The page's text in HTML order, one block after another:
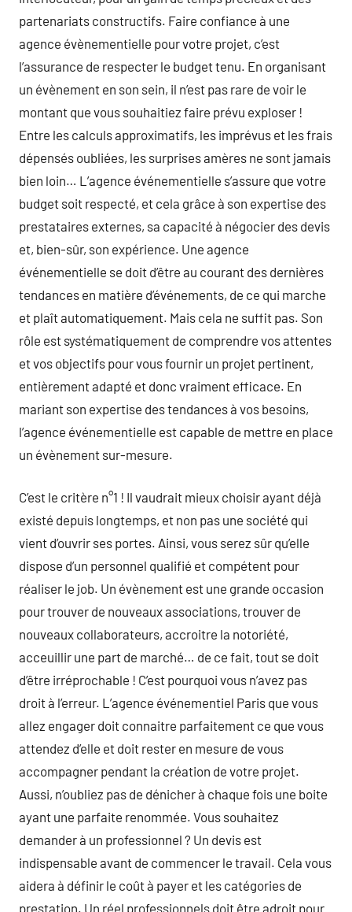
partenariats constructifs. Faire confiance à une
agence évènementielle pour votre projet, c’est
l’assurance de respecter le budget tenu. En organisant
un évènement en son sein, il n’est pas rare de voir le
montant que vous souhaitiez faire prévu exploser !
Entre les calculs approximatifs, les imprévus et les frais
dépensés oubliées, les surprises amères ne sont jamais
bien loin… L’agence événementielle s’assure que votre
budget soit respecté, et cela grâce à son expertise des
prestataires externes, sa capacité à négocier des devis
et, bien-sûr, son expérience. Une agence
événementielle se doit d’être au courant des dernières
tendances en matière d’événements, de ce qui marche
et plaît automatiquement. Mais cela ne suffit pas. Son
rôle est systématiquement de comprendre vos attentes
et vos objectifs pour vous fournir un projet pertinent,
entièrement adapté et donc vraiment efficace. En
mariant son expertise des tendances à vos besoins,
l’agence événementielle est capable de mettre en place
un évènement sur-mesure.
C’est le critère n°1 ! Il vaudrait mieux choisir ayant déjà
existé depuis longtemps, et non pas une société qui
vient d’ouvrir ses portes. Ainsi, vous serez sûr qu’elle
dispose d’un personnel qualifié et compétent pour
réaliser le job. Un évènement est une grande occasion
pour trouver de nouveaux associations, trouver de
nouveaux collaborateurs, accroitre la notoriété,
acceuillir une part de marché… de ce fait, tout se doit
d’être irréprochable ! C’est pourquoi vous n’avez pas
droit à l’erreur. L’agence événementiel Paris que vous
allez engager doit connaitre parfaitement ce que vous
attendez d’elle et doit rester en mesure de vous
accompagner pendant la création de votre projet.
Aussi, n’oubliez pas de dénicher à chaque fois une boite
ayant une parfaite renommée. Vous souhaitez
demander à un professionnel ? Un devis est
indispensable avant de commencer le travail. Cela vous
aidera à définir le coût à payer et les catégories de
prestation. Un réel professionnels doit être adroit pour